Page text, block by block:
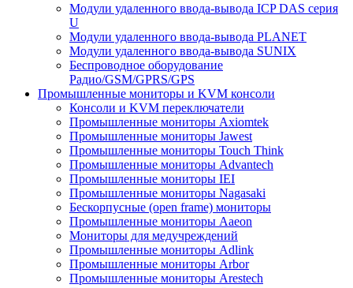
Модули удаленного ввода-вывода ICP DAS серия
U
Модули удаленного ввода-вывода PLANET
Модули удаленного ввода-вывода SUNIX
Беспроводное оборудование
Радио/GSM/GPRS/GPS
Промышленные мониторы и KVM консоли
Консоли и KVM переключатели
Промышленные мониторы Axiomtek
Промышленные мониторы Jawest
Промышленные мониторы Touch Think
Промышленные мониторы Advantech
Промышленные мониторы IEI
Промышленные мониторы Nagasaki
Бескорпусные (open frame) мониторы
Промышленные мониторы Aaeon
Мониторы для медучреждений
Промышленные мониторы Adlink
Промышленные мониторы Arbor
Промышленные мониторы Arestech